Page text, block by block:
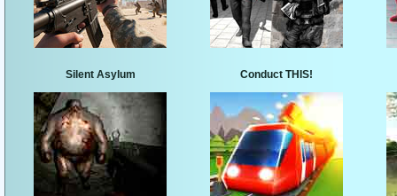
Silent Asylum Conduct THIS!